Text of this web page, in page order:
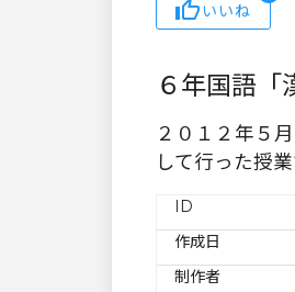
いいね
６年国語「
２０１２年５
して行った授
ID
作成日
制作者